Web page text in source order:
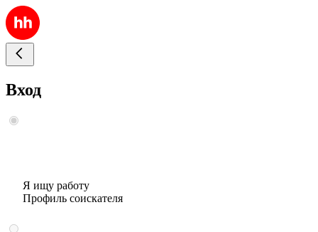
Вход
Я ищу работу
Профиль соискателя